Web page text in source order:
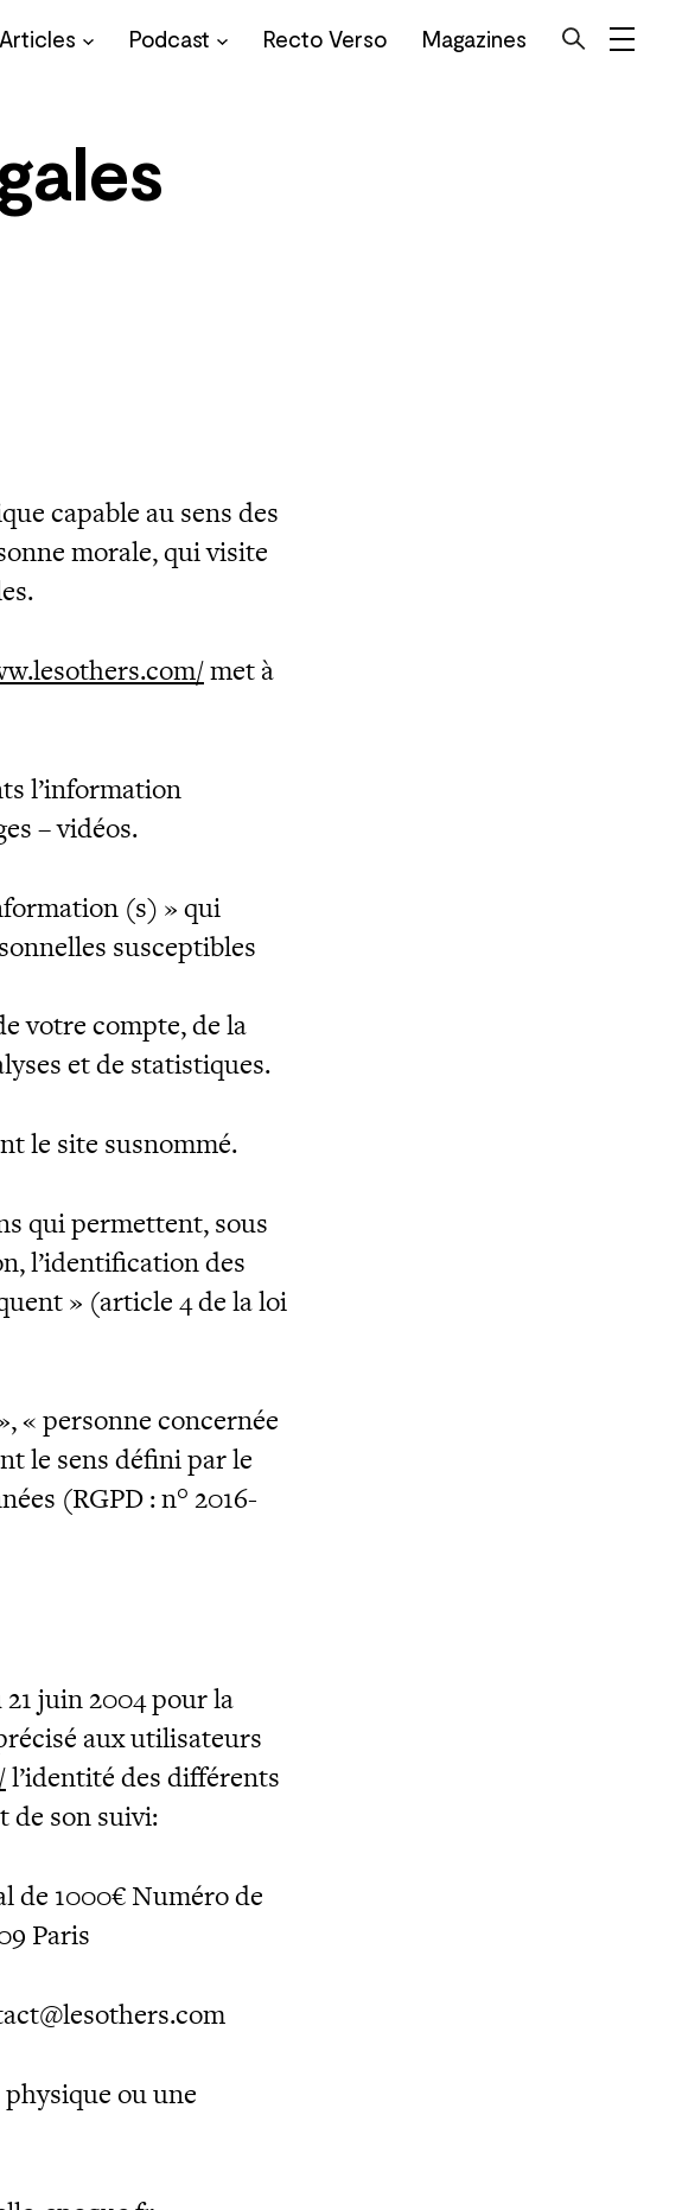
Articles Podcast Recto Verso Magazines
capable au sens des
morale, qui visite
met à
l’information
– vidéos.
(s) » qui
susceptibles
votre compte, de la
et de statistiques.
le site susnommé.
qui permettent, sous
l’identification des
» (article 4 de la loi
« personne concernée
le sens défini par le
(RGPD : n° 2016-
21 juin 2004 pour la
aux utilisateurs
l’identité des différents
de son suivi:
de 1000€ Numéro de
Paris
ou une